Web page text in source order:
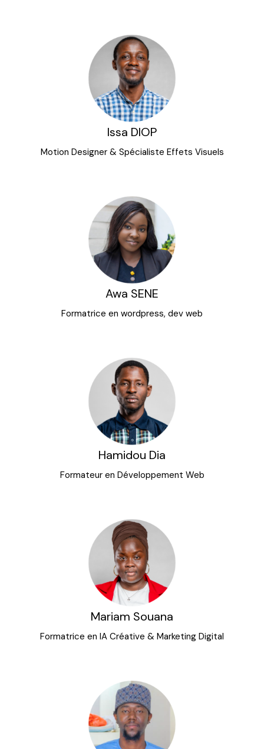
Issa DIOP
Motion Designer & Spécialiste Effets Visuels
Awa SENE
Formatrice en wordpress, dev web
Hamidou Dia
Formateur en Développement Web
Mariam Souana
Formatrice en IA Créative & Marketing Digital